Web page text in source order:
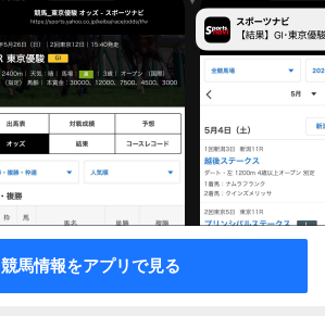
競馬情報をアプリで見る